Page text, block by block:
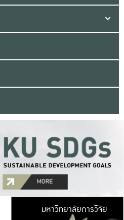
มหาวิ
มหาวิทยาลัยการวิจัย